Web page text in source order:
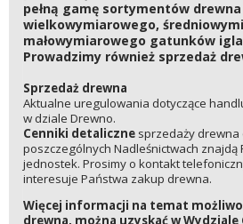
pełną gamę sortymentów drewna
wielkowymiarowego,
małowymiarowego gatunków
Prowadzimy również sprzedaż
Sprzedaż drewna
Aktualne uregulowania dotyczące
w dziale Drewno.
Cenniki detaliczne sprzedaży drewna
poszczególnych Nadleśnictwach znajdą
jednostek. Prosimy o kontakt
interesuje Państwa zakup drewna.
Więcej informacji na temat